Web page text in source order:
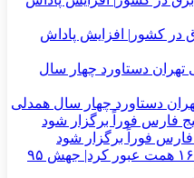
کشور| افزایش پاداش
دستاورد چهار سال همدلی
فوراً برگزار شود